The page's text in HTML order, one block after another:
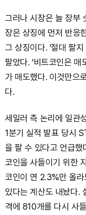
그러나 시장은 늘 장부
장은 상징에 먼저 반응
그 상징이다. ‘절대 팔
팔았다. ‘비트코인은 매
가 매도했다. 이것만으
다.
세일러 측 논리에 일관
1분기 실적 발표 당시
을 팔 수 있다고 언급했
코인을 사들이기 위한
코인이 연 2.3%만 올
있다는 계산도 내놨다.
격에 810개를 다시 사